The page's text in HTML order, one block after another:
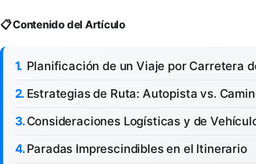
📋 Contenido del Artículo
Planificación de un Viaje por Carretera
Estrategias de Ruta: Autopista vs.
Consideraciones Logísticas y de
Paradas Imprescindibles en el Itinerario